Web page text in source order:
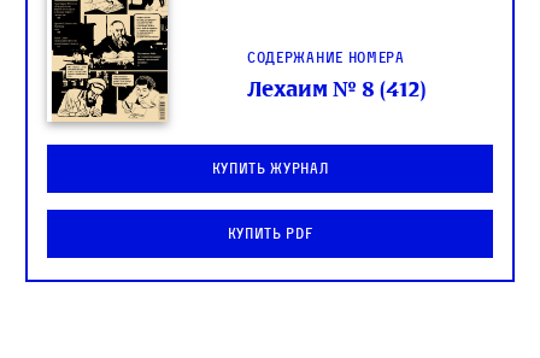
Содержание номера
Лехаим № 8 (412)
Купить журнал
Купить PDF